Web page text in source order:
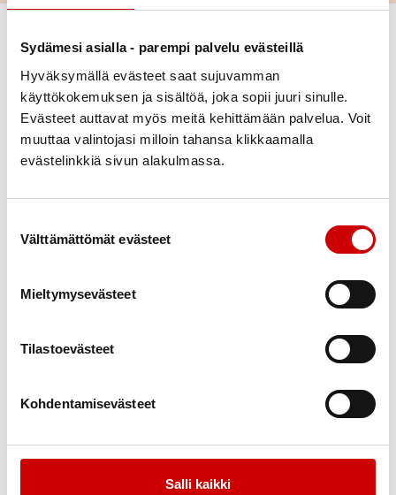
Sydämesi asialla - parempi palvelu evästeillä
Hyväksymällä evästeet saat sujuvamman
käyttökokemuksen ja sisältöä, joka sopii juuri sinulle.
Evästeet auttavat myös meitä kehittämään palvelua. Voit
muuttaa valintojasi milloin tahansa klikkaamalla
evästelinkkiä sivun alakulmassa.
Välttämättömät evästeet
Mieltymysevästeet
Tilastoevästeet
Kohdentamisevästeet
Salli kaikki
Laji
Ajankohta
Alue
Yhdistysväen sydämelliset aamukahvit -
9.30